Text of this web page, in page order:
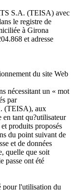
S.A. (TEISA) avec
le registre de
à Girona
et adresse
du site Web
nécessitant un « mot
par
(TEISA), aux
en tant qu?utilisateur
produits proposés
du point suivant de
et de données
quelle que soit
passe ont été
pour l'utilisation du